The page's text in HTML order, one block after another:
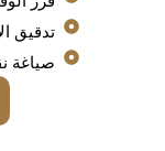
تدقيق
صياغة